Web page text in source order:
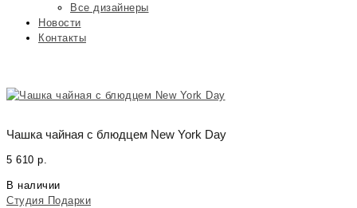
Все дизайнеры
Новости
Контакты
Чашка чайная с блюдцем New York Day
5 610 р.
В наличии
Студия Подарки